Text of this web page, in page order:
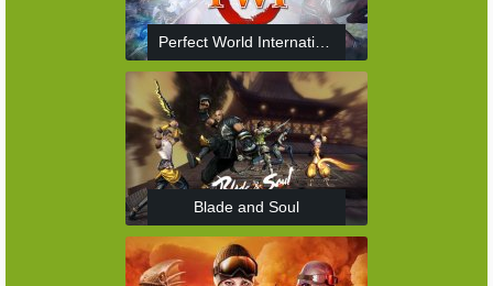
Perfect World International
Blade and Soul